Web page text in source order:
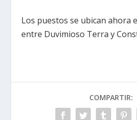
Los puestos se ubican ahora
entre Duvimioso Terra y
COMPARTIR: